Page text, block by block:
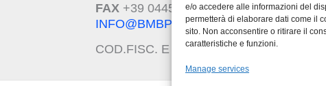
e/o accedere alle informazioni del
permetterà di elaborare dati come il
sito. Non acconsentire o ritirare il
caratteristiche e funzioni.
Manage services
FAX +39 0445.639274
INFO@BMBPACK.COM
COD.FISC. E P.I.V.A –IT03217300247